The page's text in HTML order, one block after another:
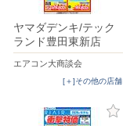
ヤマダデンキ/テック
ランド豊田東新店
エアコン大商談会
[＋]その他の店舗